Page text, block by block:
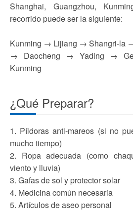
Shanghai, Guangzhou,
recorrido puede ser la siguiente:
Kunming → Lijiang → Shangri-la
→ Daocheng → Yading →
Kunming
¿Qué Preparar?
1. Píldoras anti-mareos (si no
mucho tiempo)
2. Ropa adecuada (como
viento y lluvia)
3. Gafas de sol y protector solar
4. Medicina común necesaria
5. Artículos de aseo personal